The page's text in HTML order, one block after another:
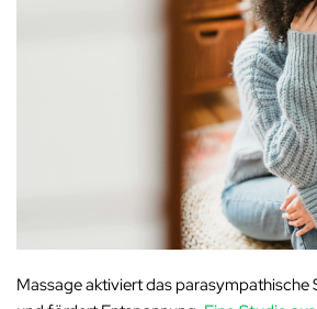
Massage aktiviert das parasympathische